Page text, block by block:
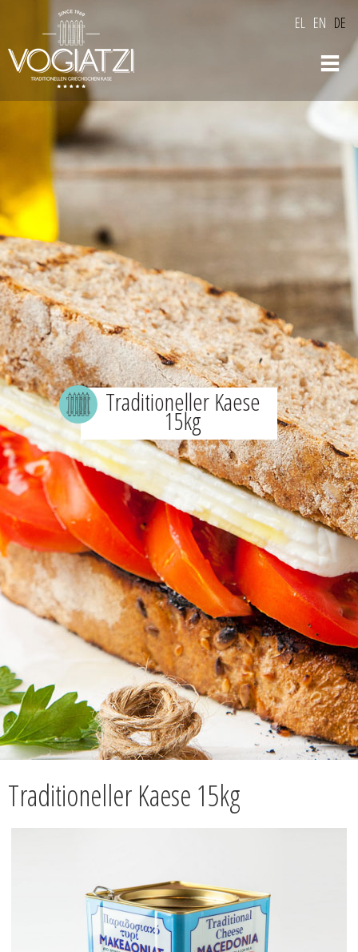
content
EL EN DE
Traditioneller Kaese
15kg
Traditioneller Kaese 15kg